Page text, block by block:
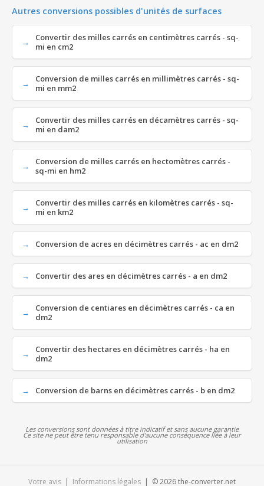
Autres conversions possibles d'unités de surfaces
Convertir des milles carrés en centimètres carrés - sq-
mi en cm2
Conversion de milles carrés en millimètres carrés - sq-
mi en mm2
Convertir des milles carrés en décamètres carrés - sq-
mi en dam2
Conversion de milles carrés en hectomètres carrés -
sq-mi en hm2
Convertir des milles carrés en kilomètres carrés - sq-
mi en km2
Conversion de acres en décimètres carrés - ac en dm2
Convertir des ares en décimètres carrés - a en dm2
Conversion de centiares en décimètres carrés - ca en
dm2
Convertir des hectares en décimètres carrés - ha en
dm2
Conversion de barns en décimètres carrés - b en dm2
Les conversions sont données à titre indicatif et sans aucune garantie
Ce site ne peut être tenu responsable d'aucune conséquence liée à leur
utilisation
Votre avis | Informations légales | © 2026 the-converter.net